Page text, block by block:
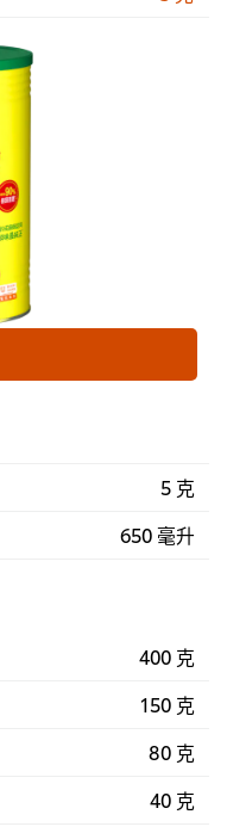
5 克
650 毫升
400 克
150 克
80 克
40 克